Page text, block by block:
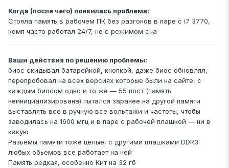
Когда (после чего) появилась проблема:
Стояла память в рабочем ПК без разгонов в паре с i7 3770,
комп часто работал 24/7, но с режимом сна
Ваши действия по решению проблемы:
биос скидывал батарейкой, кнопкой, даже биос обновлял,
перепробовал на всех версиях которые были на сайте, с
каждым биосом одно и то же — 55 пост (память
неинициализирована) пытался заранее на другой памяти
выставлять все в ручную все вольтажи и частоты, чтобы
заводилась на 1600 мгц и в паре с рабочей плашкой — ни в
какую
Разьемы памяти тоже целые, с другими плашками DDR3
любых обьемов все работает на ней
Память редкая, особенно Кит на 32 гб